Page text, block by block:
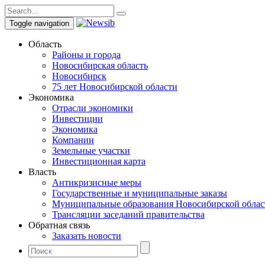
Toggle navigation
Область
Районы и города
Новосибирская область
Новосибирск
75 лет Новосибирской области
Экономика
Отрасли экономики
Инвестиции
Экономика
Компании
Земельные участки
Инвестиционная карта
Власть
Антикризисные меры
Государственные и муниципальные заказы
Муниципальные образования Новосибирской
Трансляции заседаний правительства
Обратная связь
Заказать новости